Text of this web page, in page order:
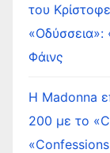
του
Φάινς
Η Madonna
200 με το